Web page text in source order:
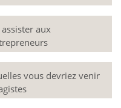
aux
vous devriez venir